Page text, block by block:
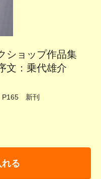
ショップ作品集
文：乗代雄介
新刊
る